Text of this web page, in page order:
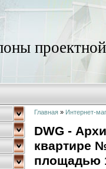
Главная » Интернет-
DWG -
квартире
площадью